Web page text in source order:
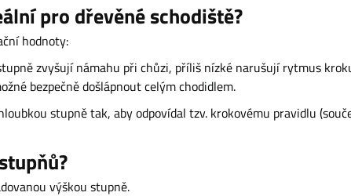
pro dřevěné schodiště?
hodnoty:
zvyšují námahu při chůzi, příliš nízké narušují rytmus
bezpečně došlápnout celým chodidlem.
stupně tak, aby odpovídal tzv. krokovému pravidlu
výškou stupně.